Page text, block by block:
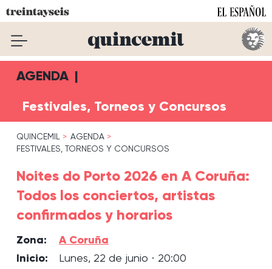
AGENDA |
Festivales, Torneos y Concursos
QUINCEMIL
AGENDA
FESTIVALES, TORNEOS Y CONCURSOS
Noites do Porto 2026 en A Coruña:
Todos los conciertos, artistas
confirmados y horarios
Zona:
A Coruña
Inicio:
Lunes, 22 de junio · 20:00